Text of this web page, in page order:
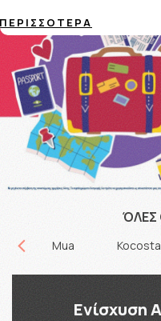
ΌΛΕΣ
Mua
Ενίσχυση
ΠΕΡΙΣΣΌΤΕΡΑ